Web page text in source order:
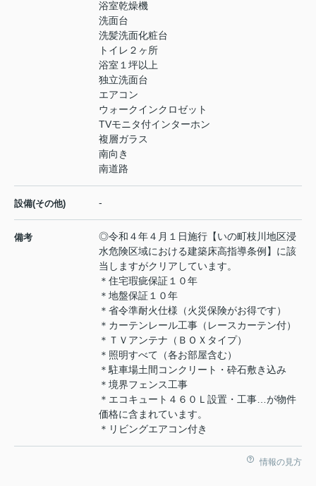
浴室乾燥機
洗面台
洗髪洗面化粧台
トイレ２ヶ所
浴室１坪以上
独立洗面台
エアコン
ウォークインクロゼット
TVモニタ付インターホン
複層ガラス
南向き
南道路
設備(その他) -
備考
◎令和４年４月１日施行【いの町枝川地区浸
水危険区域における建築床高指導条例】に該
当しますがクリアしています。
＊住宅瑕疵保証１０年
＊地盤保証１０年
＊省令準耐火仕様（火災保険がお得です）
＊カーテンレール工事（レースカーテン付）
＊ＴＶアンテナ（ＢＯＸタイプ）
＊照明すべて（各お部屋含む）
＊駐車場土間コンクリート・砕石敷き込み
＊境界フェンス工事
＊エコキュート４６０Ｌ設置・工事…が物件
価格に含まれています。
＊リビングエアコン付き
情報の見方